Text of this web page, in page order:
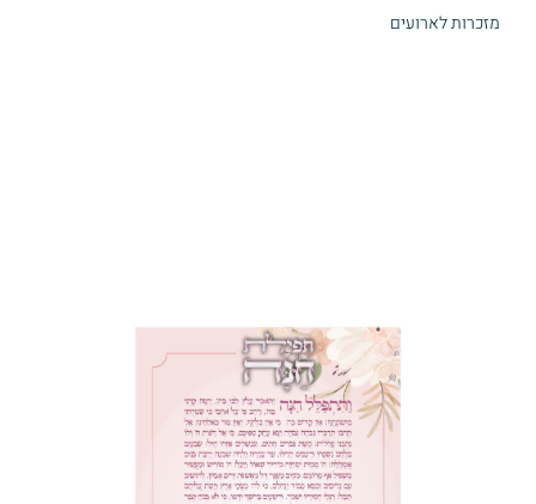
מזכרות לארועים